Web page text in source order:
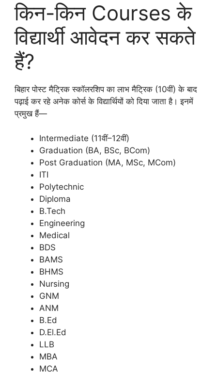
किन-किन Courses के
विद्यार्थी आवेदन कर सकते
हैं?
बिहार पोस्ट मैट्रिक स्कॉलरशिप का लाभ मैट्रिक (10वीं) के बाद
पढ़ाई कर रहे अनेक कोर्स के विद्यार्थियों को दिया जाता है। इनमें
प्रमुख हैं—
Intermediate (11वीं–12वीं)
Graduation (BA, BSc, BCom)
Post Graduation (MA, MSc, MCom)
ITI
Polytechnic
Diploma
B.Tech
Engineering
Medical
BDS
BAMS
BHMS
Nursing
GNM
ANM
B.Ed
D.El.Ed
LLB
MBA
MCA